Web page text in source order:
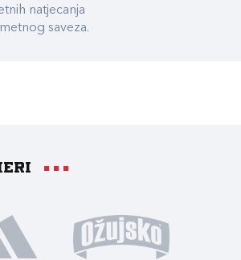
natjecanja
saveza.